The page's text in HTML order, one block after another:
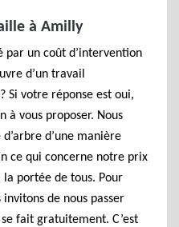
à Amilly
par un coût d’intervention
d’un travail
Si votre réponse est oui,
à vous proposer. Nous
d’une manière
ce qui concerne notre prix
portée de tous. Pour
de nous passer
fait gratuitement. C’est